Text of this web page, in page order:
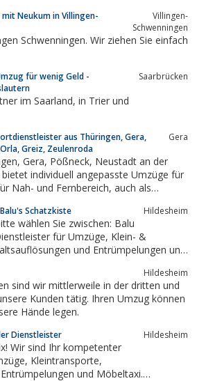
Neukum in Villingen-
Villingen-
Schwenningen
Schwenningen. Wir ziehen Sie einfach
für wenig Geld -
Saarbrücken
in Trier und
aus Thüringen, Gera,
Greiz, Zeulenroda
Gera
an der
und Fernbereich, auch als
Schatzkiste Hildesheim
für Umzüge, Klein- &
Hildesheim
sind wir mittlerweile in der dritten und
Kunden tätig. Ihren Umzug können
Hände legen.
Dienstleister Hildesheim
Wir sind Ihr kompetenter